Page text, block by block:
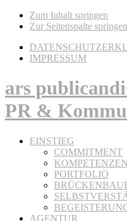
Zum Inhalt springen
Zur Seitenspalte springen
IMPRESSUM
ars
PR &
EINSTIEG
COMMITMENT
KOMPETENZEN
PORTFOLIO
AGENTUR